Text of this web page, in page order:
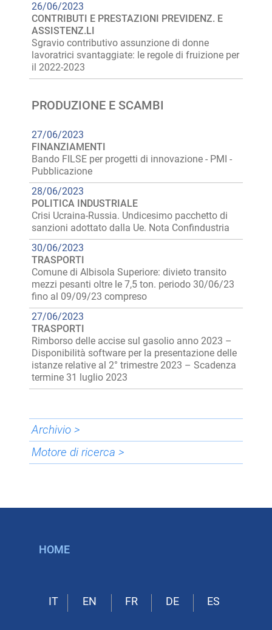
26/06/2023
CONTRIBUTI E PRESTAZIONI PREVIDENZ. E
ASSISTENZ.LI
Sgravio contributivo assunzione di donne
lavoratrici svantaggiate: le regole di fruizione per
il 2022-2023
PRODUZIONE E SCAMBI
27/06/2023
FINANZIAMENTI
Bando FILSE per progetti di innovazione - PMI -
Pubblicazione
28/06/2023
POLITICA INDUSTRIALE
Crisi Ucraina-Russia. Undicesimo pacchetto di
sanzioni adottato dalla Ue. Nota Confindustria
30/06/2023
TRASPORTI
Comune di Albisola Superiore: divieto transito
mezzi pesanti oltre le 7,5 ton. periodo 30/06/23
fino al 09/09/23 compreso
27/06/2023
TRASPORTI
Rimborso delle accise sul gasolio anno 2023 –
Disponibilità software per la presentazione delle
istanze relative al 2° trimestre 2023 – Scadenza
termine 31 luglio 2023
Archivio >
Motore di ricerca >
HOME